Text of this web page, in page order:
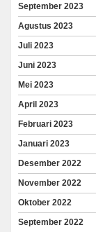
September 2023
Agustus 2023
Juli 2023
Juni 2023
Mei 2023
April 2023
Februari 2023
Januari 2023
Desember 2022
November 2022
Oktober 2022
September 2022